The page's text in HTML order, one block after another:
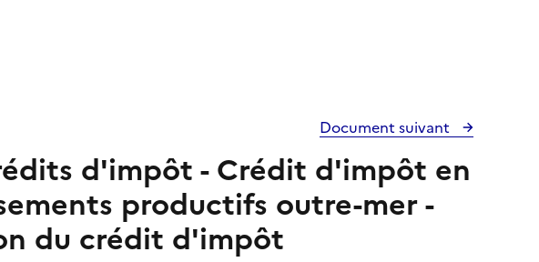
Document suivant
d'impôt - Crédit d'impôt en
productifs outre-mer -
du crédit d'impôt